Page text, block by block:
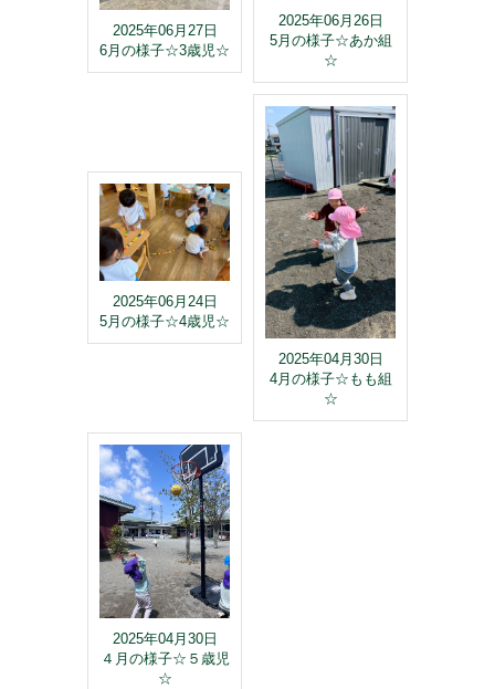
2025年06月27日
6月の様子☆3歳児☆
2025年06月26日
5月の様子☆あか組
☆
2025年06月24日
5月の様子☆4歳児☆
2025年04月30日
4月の様子☆もも組
☆
2025年04月30日
４月の様子☆５歳児
☆